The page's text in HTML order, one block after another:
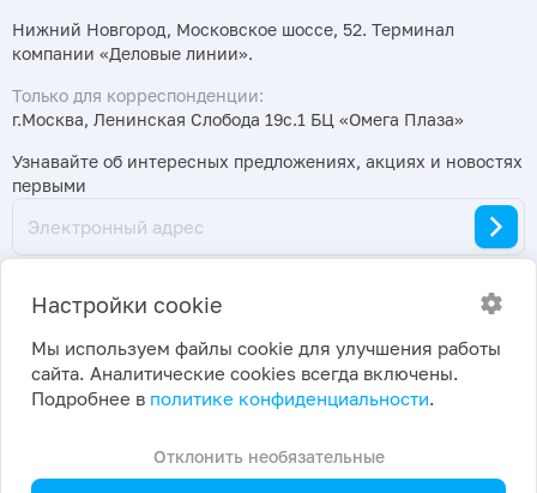
Нижний Новгород, Московское шоссе, 52. Терминал
компании «Деловые линии».
Только для корреспонденции:
г.Москва, Ленинская Слобода 19с.1 БЦ «Омега Плаза»
Узнавайте об интересных предложениях, акциях и новостях
первыми
2026 ©
ПраймКемикалсГрупп
Политика конфиденциальности
Настройки cookie
Настройки cookie
Мы используем файлы cookie для улучшения работы
сайта. Аналитические cookies всегда включены.
Подробнее в политике конфиденциальности.
Отклонить необязательные